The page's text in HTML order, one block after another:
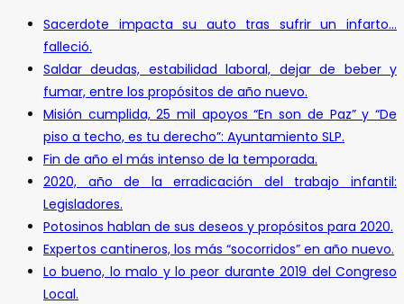
Sacerdote impacta su auto tras sufrir un infarto…
falleció.
Saldar deudas, estabilidad laboral, dejar de beber y
fumar, entre los propósitos de año nuevo.
Misión cumplida, 25 mil apoyos “En son de Paz” y “De
piso a techo, es tu derecho”: Ayuntamiento SLP.
Fin de año el más intenso de la temporada.
2020, año de la erradicación del trabajo infantil:
Legisladores.
Potosinos hablan de sus deseos y propósitos para 2020.
Expertos cantineros, los más “socorridos” en año nuevo.
Lo bueno, lo malo y lo peor durante 2019 del Congreso
Local.